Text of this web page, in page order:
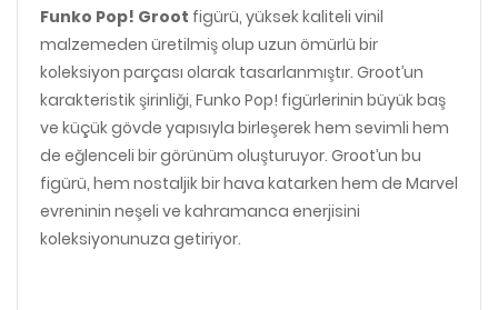
Funko Pop! Groot figürü, yüksek kaliteli vinil
malzemeden üretilmiş olup uzun ömürlü bir
koleksiyon parçası olarak tasarlanmıştır. Groot’un
karakteristik şirinliği, Funko Pop! figürlerinin büyük baş
ve küçük gövde yapısıyla birleşerek hem sevimli hem
de eğlenceli bir görünüm oluşturuyor. Groot’un bu
figürü, hem nostaljik bir hava katarken hem de Marvel
evreninin neşeli ve kahramanca enerjisini
koleksiyonunuza getiriyor.